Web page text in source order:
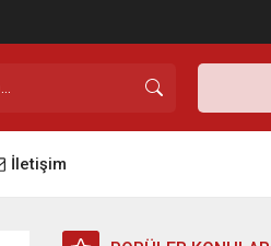
İletişim